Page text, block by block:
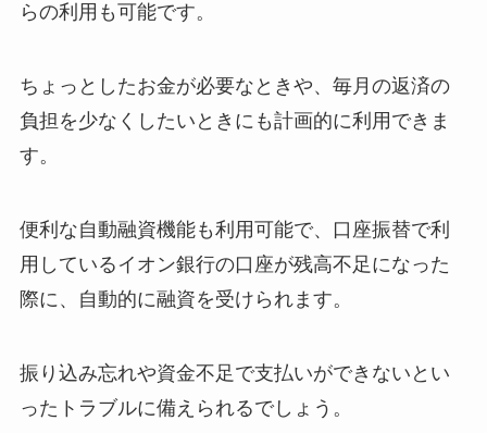
らの利用も可能です。
ちょっとしたお金が必要なときや、毎月の返済の
負担を少なくしたいときにも計画的に利用できま
す。
便利な自動融資機能も利用可能で、口座振替で利
用しているイオン銀行の口座が残高不足になった
際に、自動的に融資を受けられます。
振り込み忘れや資金不足で支払いができないとい
ったトラブルに備えられるでしょう。